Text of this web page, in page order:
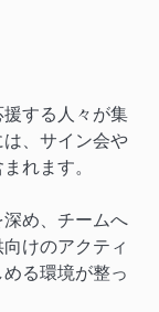
する人々が集
、サイン会や
れます。
め、チームへ
けのアクティ
る環境が整っ